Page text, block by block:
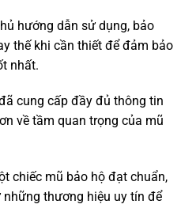
hướng dẫn sử dụng, bảo
thế khi cần thiết để đảm bảo
nhất.
cung cấp đầy đủ thông tin
về tầm quan trọng của mũ
chiếc mũ bảo hộ đạt chuẩn,
thương hiệu uy tín để